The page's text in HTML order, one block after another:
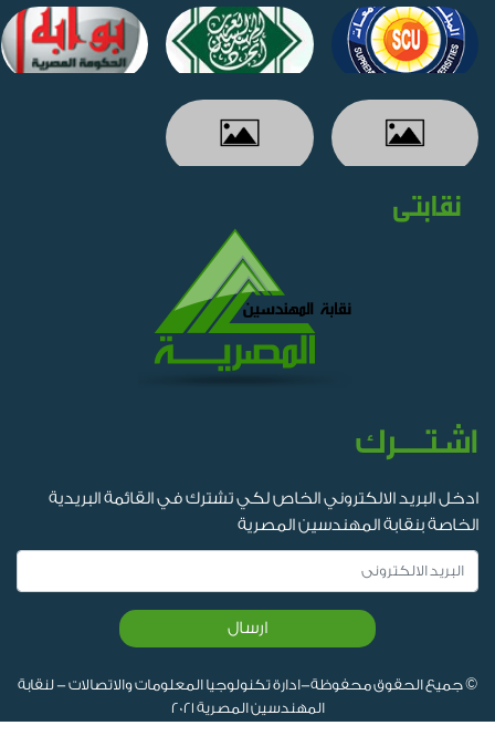
نقابتى
اشتــرك
ادخل البريد الالكتروني الخاص لكي تشترك في القائمة البريدية
الخاصة بنقابة المهندسين المصرية
ارسال
© جميع الحقوق محفوظة-ادارة تكنولوجيا المعلومات والاتصالات - لنقابة
المهندسين المصرية 2021